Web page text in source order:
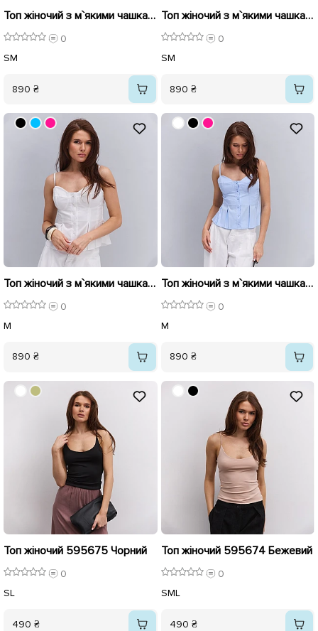
Топ жіночий з м`якими чашками 595742 Чорний
0
SM
890 ₴
Топ жіночий з м`якими чашками 595740 Рожевий
0
SM
890 ₴
Топ жіночий з м`якими чашками 595739 Молочний
0
M
890 ₴
Топ жіночий з м`якими чашками 595741 Блакитний
0
M
890 ₴
Топ жіночий 595675 Чорний
0
SL
490 ₴
Топ жіночий 595674 Бежевий
0
SML
490 ₴